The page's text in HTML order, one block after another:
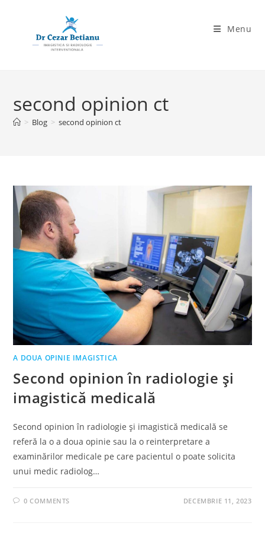
Menu
second opinion ct
> Blog > second opinion ct
A DOUA OPINIE IMAGISTICA
Second opinion în radiologie și
imagistică medicală
Second opinion în radiologie și imagistică medicală se
referă la o a doua opinie sau la o reinterpretare a
examinărilor medicale pe care pacientul o poate solicita
unui medic radiolog…
0 COMMENTS DECEMBRIE 11, 2023